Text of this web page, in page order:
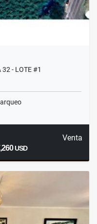
32 - LOTE #1
Venta
USD